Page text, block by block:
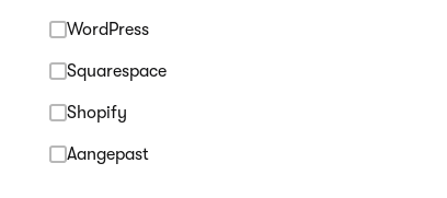
WordPress
Squarespace
Shopify
Aangepast